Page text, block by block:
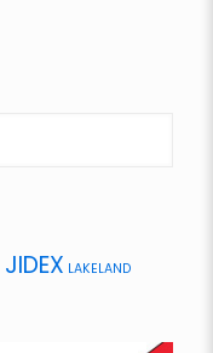
JIDEX LAKELAND